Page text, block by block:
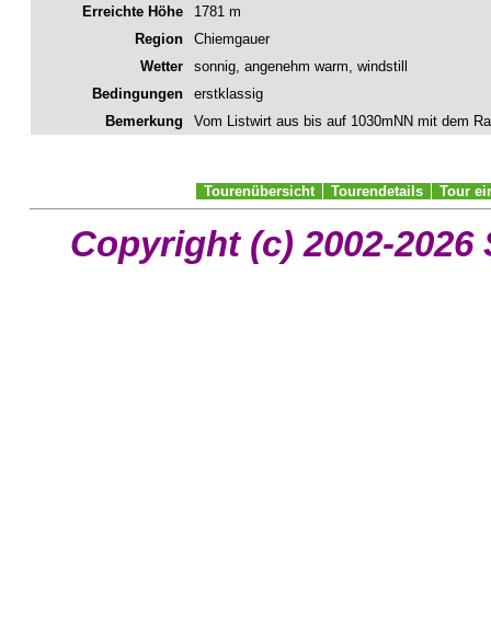
Erreichte Höhe
1781 m
Region
Chiemgauer
Wetter
sonnig, angenehm warm, windstill
Bedingungen
erstklassig
Bemerkung
Vom Listwirt aus bis auf 1030mNN mit dem
Tourenübersicht Tourendetails Tour
Copyright (c) 2002-